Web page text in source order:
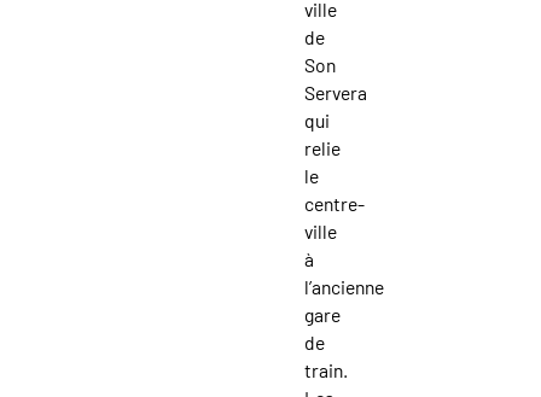
ville
de
Son
Servera
qui
relie
le
centre-
ville
à
l’ancienne
gare
de
train.